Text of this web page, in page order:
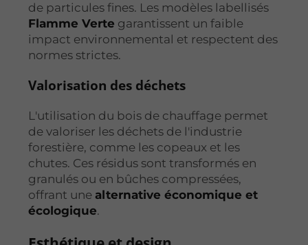
de particules fines. Les modèles labellisés
Flamme Verte garantissent un faible
impact environnemental et respectent des
normes strictes.
Valorisation des déchets
L'utilisation du bois de chauffage permet
de valoriser les déchets de l'industrie
forestière, comme les copeaux et les
chutes. Ces résidus sont transformés en
granulés ou en bûches compressées,
offrant une alternative économique et
écologique.